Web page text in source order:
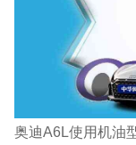
奥迪A6L使用机油